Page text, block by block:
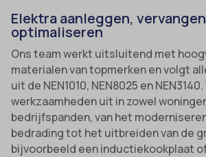
Elektra aanleggen,
optimaliseren
Ons team werkt uitsluitend met
materialen van topmerken en volgt
uit de NEN1010, NEN8025 en
werkzaamheden uit in zowel
bedrijfspanden, van het
bedrading tot het uitbreiden van de
bijvoorbeeld een inductiekookplaat